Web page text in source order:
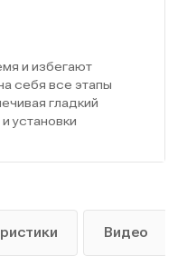
и избегают
себя все этапы
гладкий
установки
Видео